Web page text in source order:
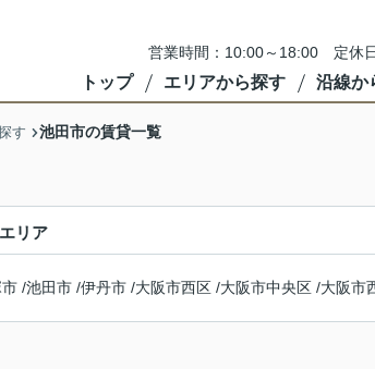
営業時間：10:00～18:00 定休
トップ エリアから探す 沿線か
す 池田市の賃貸一覧
リア
/池田市 /伊丹市 /大阪市西区 /大阪市中央区 /大阪市